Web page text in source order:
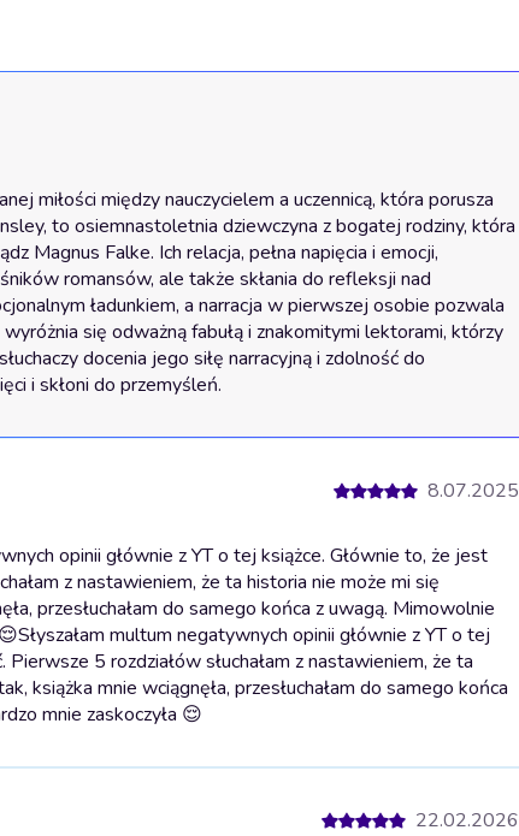
miłości między nauczycielem a uczennicą, która porusza
to osiemnastoletnia dziewczyna z bogatej rodziny, która
Magnus Falke. Ich relacja, pełna napięcia i emocji,
romansów, ale także skłania do refleksji nad
ładunkiem, a narracja w pierwszej osobie pozwala
się odważną fabułą i znakomitymi lektorami, którzy
docenia jego siłę narracyjną i zdolność do
i skłoni do przemyśleń.
8.07.2025
opinii głównie z YT o tej książce. Głównie to, że jest
z nastawieniem, że ta historia nie może mi się
przesłuchałam do samego końca z uwagą. Mimowolnie
Słyszałam multum negatywnych opinii głównie z YT o tej
5 rozdziałów słuchałam z nastawieniem, że ta
książka mnie wciągnęła, przesłuchałam do samego końca
mnie zaskoczyła 😌
22.02.2026